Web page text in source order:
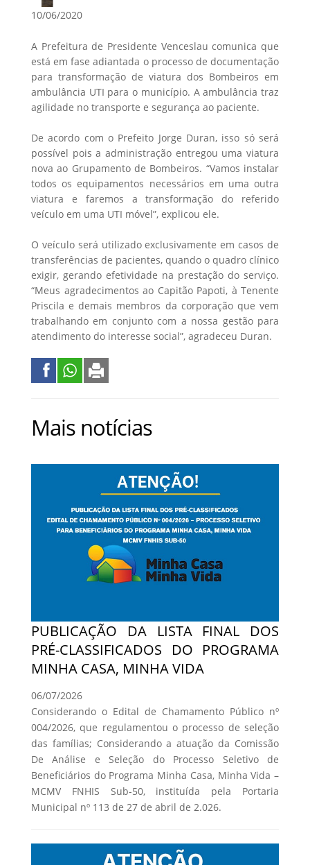
10/06/2020
A Prefeitura de Presidente Venceslau comunica que
está em fase adiantada o processo de documentação
para transformação de viatura dos Bombeiros em
ambulância UTI para o município. A ambulância traz
agilidade no transporte e segurança ao paciente.
De acordo com o Prefeito Jorge Duran, isso só será
possível pois a administração entregou uma viatura
nova ao Grupamento de Bombeiros. “Vamos instalar
todos os equipamentos necessários em uma outra
viatura e faremos a transformação do referido
veículo em uma UTI móvel”, explicou ele.
O veículo será utilizado exclusivamente em casos de
transferências de pacientes, quando o quadro clínico
exigir, gerando efetividade na prestação do serviço.
“Meus agradecimentos ao Capitão Papoti, à Tenente
Priscila e demais membros da corporação que vem
trabalhando em conjunto com a nossa gestão para
atendimento do interesse social”, agradeceu Duran.
Mais notícias
PUBLICAÇÃO DA LISTA FINAL DOS
PRÉ-CLASSIFICADOS DO PROGRAMA
MINHA CASA, MINHA VIDA
06/07/2026
Considerando o Edital de Chamamento Público nº
004/2026, que regulamentou o processo de seleção
das famílias; Considerando a atuação da Comissão
De Análise e Seleção do Processo Seletivo de
Beneficiários do Programa Minha Casa, Minha Vida –
MCMV FNHIS Sub-50, instituída pela Portaria
Municipal nº 113 de 27 de abril de 2.026.